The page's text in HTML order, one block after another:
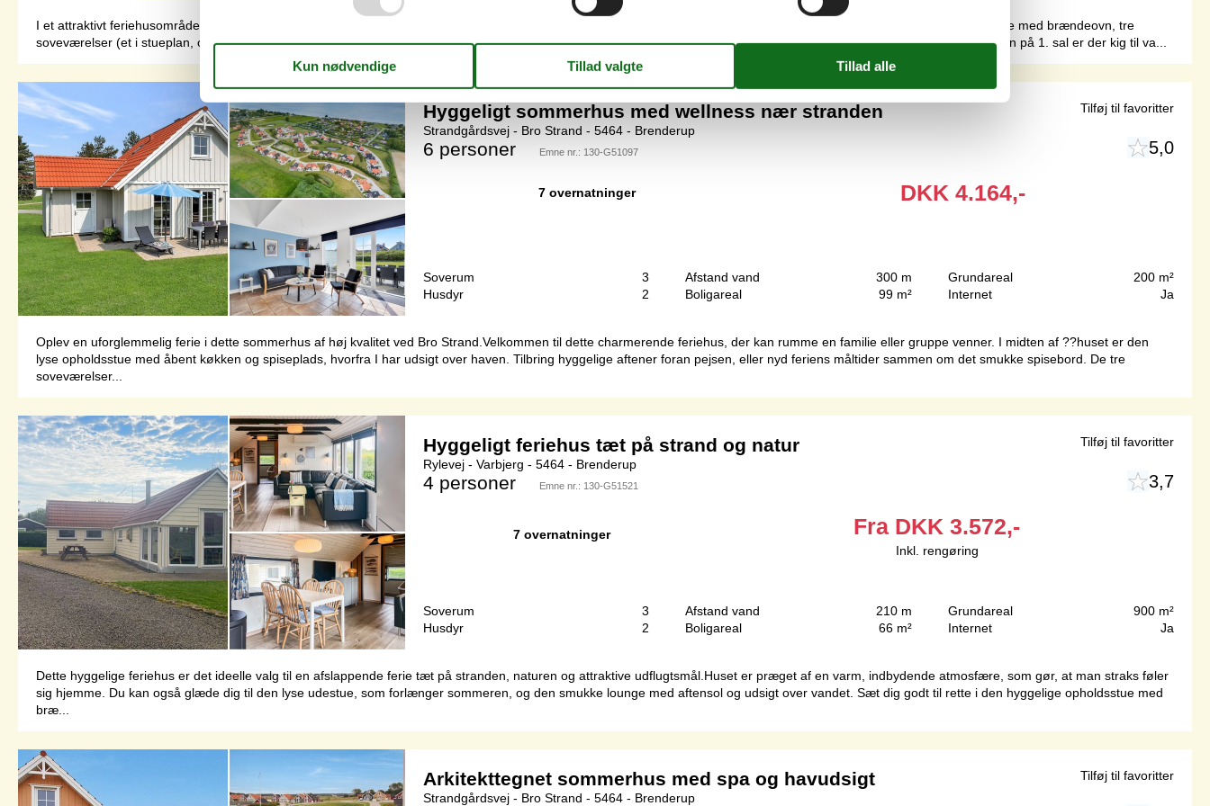
I et attraktivt feriehusområde ved Bro strand på Nordfyn, ligger dette flotte og velindrettede feriehus. bliver budt velkommen af et kombineret køkken i kombination med stue med brændeovn, tre
soveværelser (et i stueplan, og to på 1. sal, hvor der også er et toilet). I stueplan findes ligeledes et badeværelse med et dejligt spabad og en rummelig sauna. Fra balkonen på 1. sal er der kig til va...
Hyggeligt sommerhus med wellness nær stranden
Strandgårdsvej - Bro Strand - 5464 - Brenderup
6 personer Emne nr.: 130-G51097 5,0
7 overnatninger DKK 4.164,-
Soverum
3
Husdyr
2
Afstand vand
300 m
Boligareal
99 m²
Grundareal
200 m²
Internet
Ja
Oplev en uforglemmelig ferie i dette sommerhus af høj kvalitet ved Bro Strand.Velkommen til dette charmerende feriehus, der kan rumme en familie eller gruppe venner. I midten af ??huset er den
lyse opholdsstue med åbent køkken og spiseplads, hvorfra I har udsigt over haven. Tilbring hyggelige aftener foran pejsen, eller nyd feriens måltider sammen om det smukke spisebord. De tre
soveværelser...
Tilføj til favoritter
Hyggeligt feriehus tæt på strand og natur
Rylevej - Varbjerg - 5464 - Brenderup
4 personer Emne nr.: 130-G51521 3,7
7 overnatninger Fra DKK 3.572,-
Inkl. rengøring
Soverum
3
Husdyr
2
Afstand vand
210 m
Boligareal
66 m²
Grundareal
900 m²
Internet
Ja
Dette hyggelige feriehus er det ideelle valg til en afslappende ferie tæt på stranden, naturen og attraktive udflugtsmål.Huset er præget af en varm, indbydende atmosfære, som gør, at man straks føler
sig hjemme. Du kan også glæde dig til den lyse udestue, som forlænger sommeren, og den smukke lounge med aftensol og udsigt over vandet. Sæt dig godt til rette i den hyggelige opholdsstue med
bræ...
Tilføj til favoritter
Arkitekttegnet sommerhus med spa og havudsigt
Strandgårdsvej - Bro Strand - 5464 - Brenderup
Tilføj til favoritter